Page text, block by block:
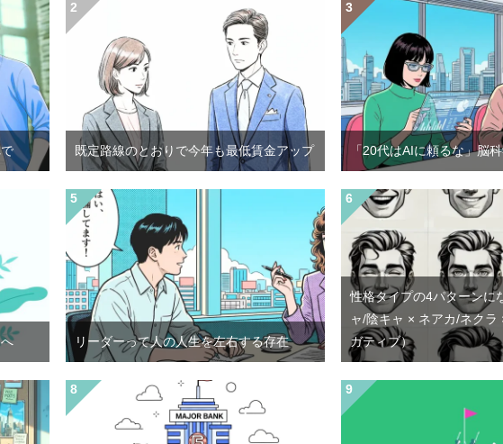
既定路線のとおりで今年も最低賃金アップ 「20代はAIに頼るな」脳
リーダーって人の人生を左右する存在
性格タイプの4パターンに
ャ/陰キャ × ネアカ/ネクラ
ガティブ）